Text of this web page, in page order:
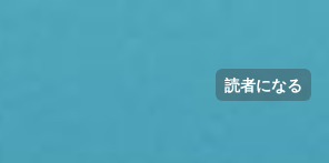
読者になる